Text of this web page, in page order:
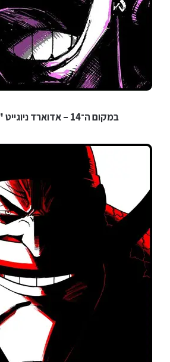
במקום ה־14 – אדוארד ניוגייט "שירוהיגה"!